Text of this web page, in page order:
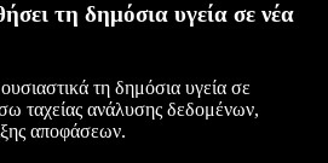
τη δημόσια υγεία σε νέα
τη δημόσια υγεία σε
ταχείας ανάλυσης δεδομένων,
αποφάσεων.